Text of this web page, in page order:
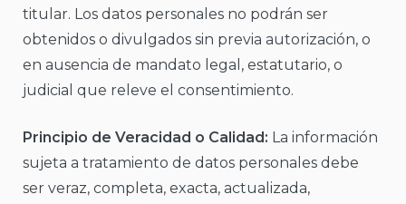
titular. Los datos personales no podrán ser
obtenidos o divulgados sin previa autorización, o
en ausencia de mandato legal, estatutario, o
judicial que releve el consentimiento.
Principio de Veracidad o Calidad: La información
sujeta a tratamiento de datos personales debe
ser veraz, completa, exacta, actualizada,